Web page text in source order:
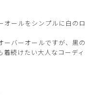
オールをシンプルに白のロ
ーバーオールですが、黒の
続けたい大人なコーディ